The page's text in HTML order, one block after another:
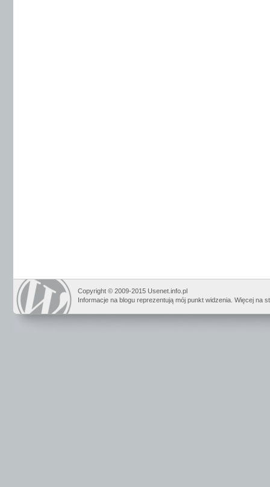
Copyright © 2009-2015 Usenet.info.pl
Informacje na blogu reprezentują mój punkt widzenia. Więcej na